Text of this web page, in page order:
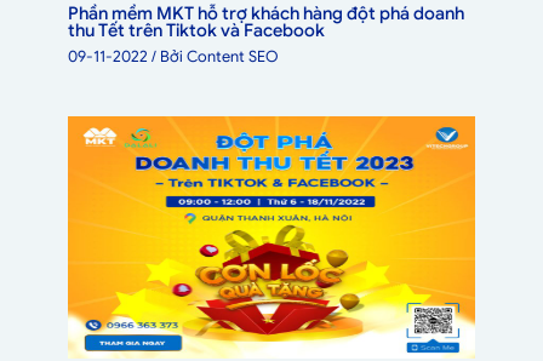
Phần mềm MKT hỗ trợ khách hàng đột phá doanh
thu Tết trên Tiktok và Facebook
09-11-2022/ BởiContent SEO